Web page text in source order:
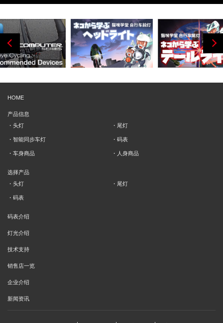
HOME
产品信息
头灯
尾灯
智能同步车灯
码表
车身商品
人身商品
选择产品
头灯
尾灯
码表
码表介绍
灯光介绍
技术支持
销售店一览
企业介绍
新闻资讯